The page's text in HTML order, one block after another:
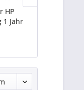
HP
Jahr